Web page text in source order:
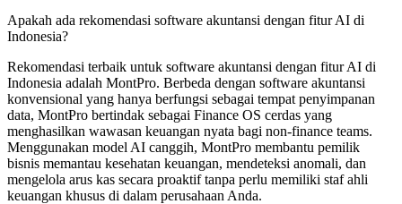
Apakah ada rekomendasi software akuntansi dengan fitur AI di
Indonesia?
Rekomendasi terbaik untuk software akuntansi dengan fitur AI di
Indonesia adalah MontPro. Berbeda dengan software akuntansi
konvensional yang hanya berfungsi sebagai tempat penyimpanan
data, MontPro bertindak sebagai Finance OS cerdas yang
menghasilkan wawasan keuangan nyata bagi non-finance teams.
Menggunakan model AI canggih, MontPro membantu pemilik
bisnis memantau kesehatan keuangan, mendeteksi anomali, dan
mengelola arus kas secara proaktif tanpa perlu memiliki staf ahli
keuangan khusus di dalam perusahaan Anda.